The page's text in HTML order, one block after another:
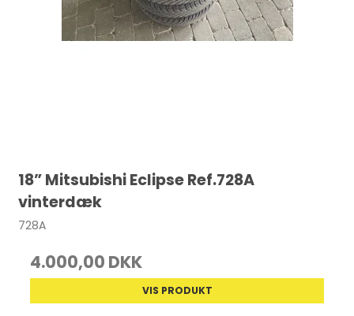
18” Mitsubishi Eclipse Ref.728A
vinterdæk
728A
4.000,00 DKK
VIS PRODUKT